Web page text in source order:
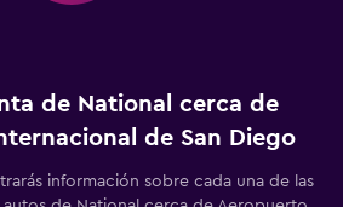
de National cerca de
de San Diego
información sobre cada una de las